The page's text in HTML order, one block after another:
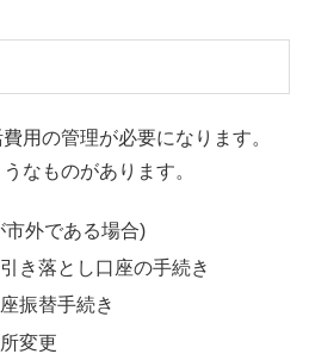
用の管理が必要になります。
なものがあります。
外である場合)
き落とし口座の手続き
振替手続き
変更